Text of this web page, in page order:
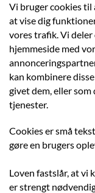
Vi bruger cookies til
at vise dig
vores trafik. Vi
hjemmeside med
kan kombinere
givet dem, eller
tjenester.
Cookies er små
gøre en brugers
Loven fastslår, at vi
er strengt